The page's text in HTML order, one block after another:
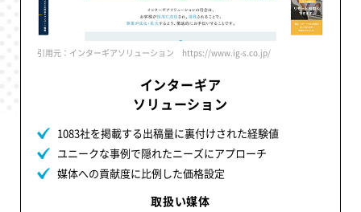
引用元：インターギアソリューション https://www.ig-s.co.jp/
インターギア
ソリューション
1083社を掲載する出稿量に裏付けされた経験値
ユニークな事例で隠れたニーズにアプローチ
媒体への貢献度に比例した価格設定
取扱い媒体